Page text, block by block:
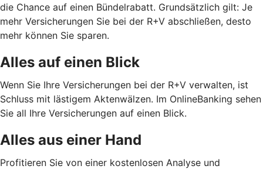
die Chance auf einen Bündelrabatt. Grundsätzlich gilt: Je
mehr Versicherungen Sie bei der R+V abschließen, desto
mehr können Sie sparen.
Alles auf einen Blick
Wenn Sie Ihre Versicherungen bei der R+V verwalten, ist
Schluss mit lästigem Aktenwälzen. Im OnlineBanking sehen
Sie all Ihre Versicherungen auf einen Blick.
Alles aus einer Hand
Profitieren Sie von einer kostenlosen Analyse und